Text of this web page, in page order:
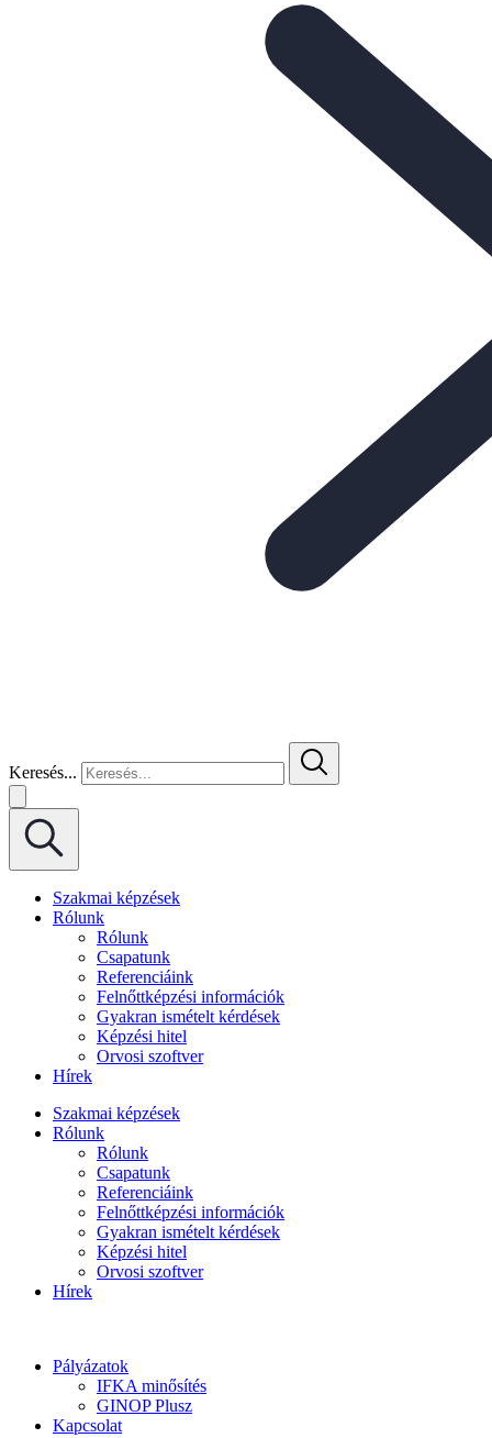
Keresés...
Szakmai képzések
Rólunk
Rólunk
Csapatunk
Referenciáink
Felnőttképzési információk
Gyakran ismételt kérdések
Képzési hitel
Orvosi szoftver
Hírek
Szakmai képzések
Rólunk
Rólunk
Csapatunk
Referenciáink
Felnőttképzési információk
Gyakran ismételt kérdések
Képzési hitel
Orvosi szoftver
Hírek
Pályázatok
IFKA minősítés
GINOP Plusz
Kapcsolat